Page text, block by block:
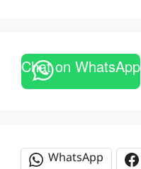
Chat on WhatsApp
WhatsApp